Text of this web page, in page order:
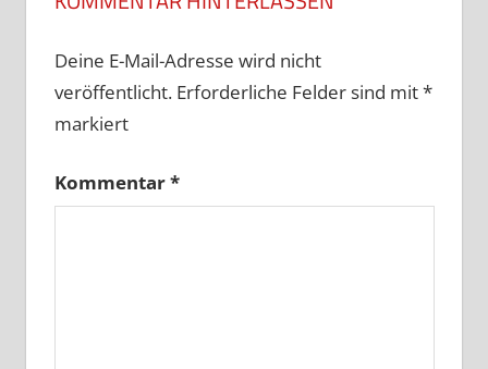
Deine E-Mail-Adresse wird nicht
veröffentlicht. Erforderliche Felder sind mit*
markiert
Kommentar*